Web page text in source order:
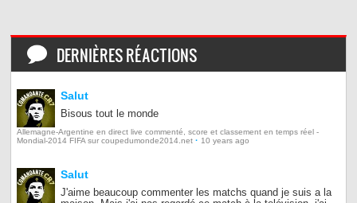
DERNIÈRES RÉACTIONS
Salut
Bisous tout le monde
Allemagne-Argentine en direct live commenté, score et classement en temps réel -
Mondial-2014 FIFA sur coupedumonde2014.net · 10 years ago
Salut
J'aime beaucoup commenter les matchs quand je suis a la